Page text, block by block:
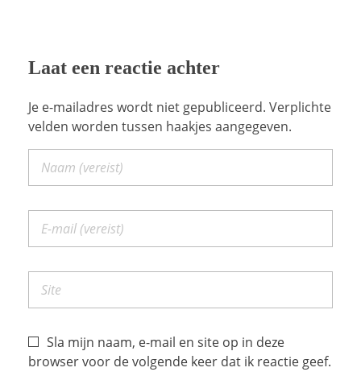
Laat een reactie achter
Je e-mailadres wordt niet gepubliceerd. Verplichte
velden worden tussen haakjes aangegeven.
Sla mijn naam, e-mail en site op in deze
browser voor de volgende keer dat ik reactie geef.